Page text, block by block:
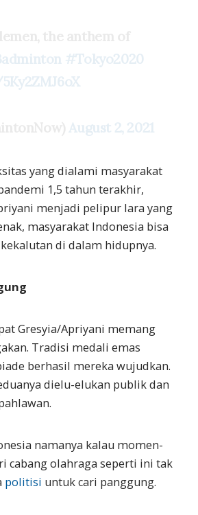
#Tokyo2020
August 2, 2021
yang dialami masyarakat
1,5 tahun terakhir,
menjadi pelipur lara yang
masyarakat Indonesia bisa
di dalam hidupnya.
Gresyia/Apriyani memang
Tradisi medali emas
berhasil mereka wujudkan.
dielu-elukan publik dan
namanya kalau momen-
cabang olahraga seperti ini tak
politisi untuk cari panggung.